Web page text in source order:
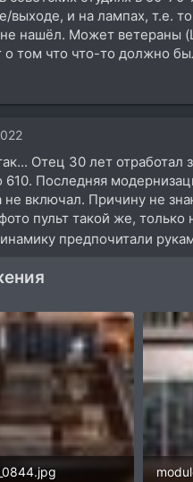
выходе, и на лампах, т.е.
нашёл. Может ветераны
о том что что-то должно
Отец 30 лет отработал
610. Последняя
не включал. Причину не
пульт такой же,
предпочитали